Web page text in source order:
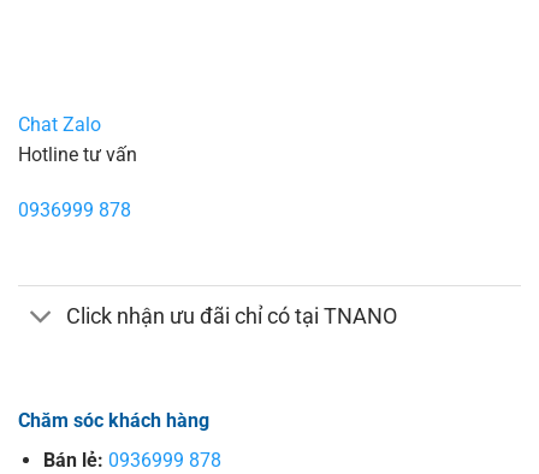
Chat Zalo
Hotline tư vấn
0936999 878
Click nhận ưu đãi chỉ có tại TNANO
Chăm sóc khách hàng
Bán lẻ: 0936999 878